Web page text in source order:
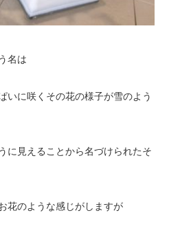
名は
いに咲くその花の様子が雪のよう
に見えることから名づけられたそ
花のような感じがしますが